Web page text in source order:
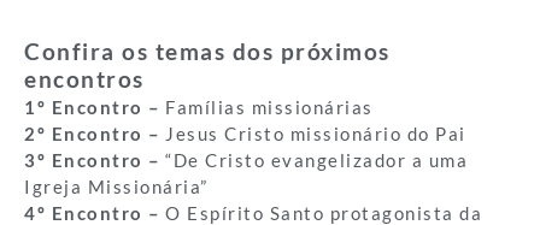
Confira os temas dos próximos
encontros
1º Encontro – Famílias missionárias
2º Encontro – Jesus Cristo missionário do Pai
3º Encontro – “De Cristo evangelizador a uma
Igreja Missionária”
4º Encontro – O Espírito Santo protagonista da